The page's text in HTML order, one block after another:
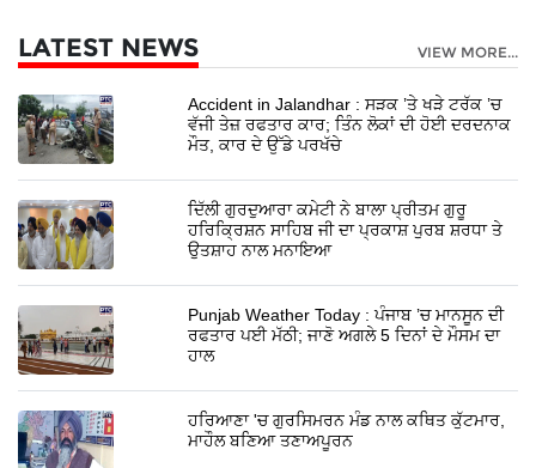
LATEST NEWS VIEW MORE...
Accident in Jalandhar : ਸੜਕ ’ਤੇ ਖੜੇ ਟਰੱਕ ’ਚ
ਵੱਜੀ ਤੇਜ਼ ਰਫਤਾਰ ਕਾਰ; ਤਿੰਨ ਲੋਕਾਂ ਦੀ ਹੋਈ ਦਰਦਨਾਕ
ਮੌਤ, ਕਾਰ ਦੇ ਉੱਡੇ ਪਰਖੱਚੇ
ਦਿੱਲੀ ਗੁਰਦੁਆਰਾ ਕਮੇਟੀ ਨੇ ਬਾਲਾ ਪ੍ਰੀਤਮ ਗੁਰੂ
ਹਰਿਕ੍ਰਿਸ਼ਨ ਸਾਹਿਬ ਜੀ ਦਾ ਪ੍ਰਕਾਸ਼ ਪੁਰਬ ਸ਼ਰਧਾ ਤੇ
ਉਤਸ਼ਾਹ ਨਾਲ ਮਨਾਇਆ
Punjab Weather Today : ਪੰਜਾਬ ’ਚ ਮਾਨਸੂਨ ਦੀ
ਰਫਤਾਰ ਪਈ ਮੱਠੀ; ਜਾਣੋ ਅਗਲੇ 5 ਦਿਨਾਂ ਦੇ ਮੌਸਮ ਦਾ
ਹਾਲ
ਹਰਿਆਣਾ 'ਚ ਗੁਰਸਿਮਰਨ ਮੰਡ ਨਾਲ ਕਥਿਤ ਕੁੱਟਮਾਰ,
ਮਾਹੌਲ ਬਣਿਆ ਤਣਾਅਪੂਰਨ